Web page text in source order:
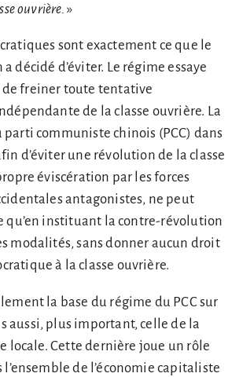
ouvrière. »
sont exactement ce que le
décidé d’éviter. Le régime essaye
freiner toute tentative
de la classe ouvrière. La
communiste chinois (PCC) dans
d’éviter une révolution de la classe
éviscération par les forces
antagonistes, ne peut
qu’en instituant la contre-révolution
modalités, sans donner aucun droit
à la classe ouvrière.
la base du régime du PCC sur
aussi, plus important, celle de la
locale. Cette dernière joue un rôle
de l’économie capitaliste